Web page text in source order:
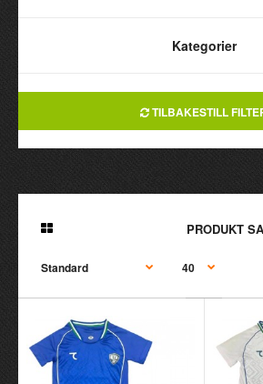
Kategorier
TILBAKESTILL
PRODUKT